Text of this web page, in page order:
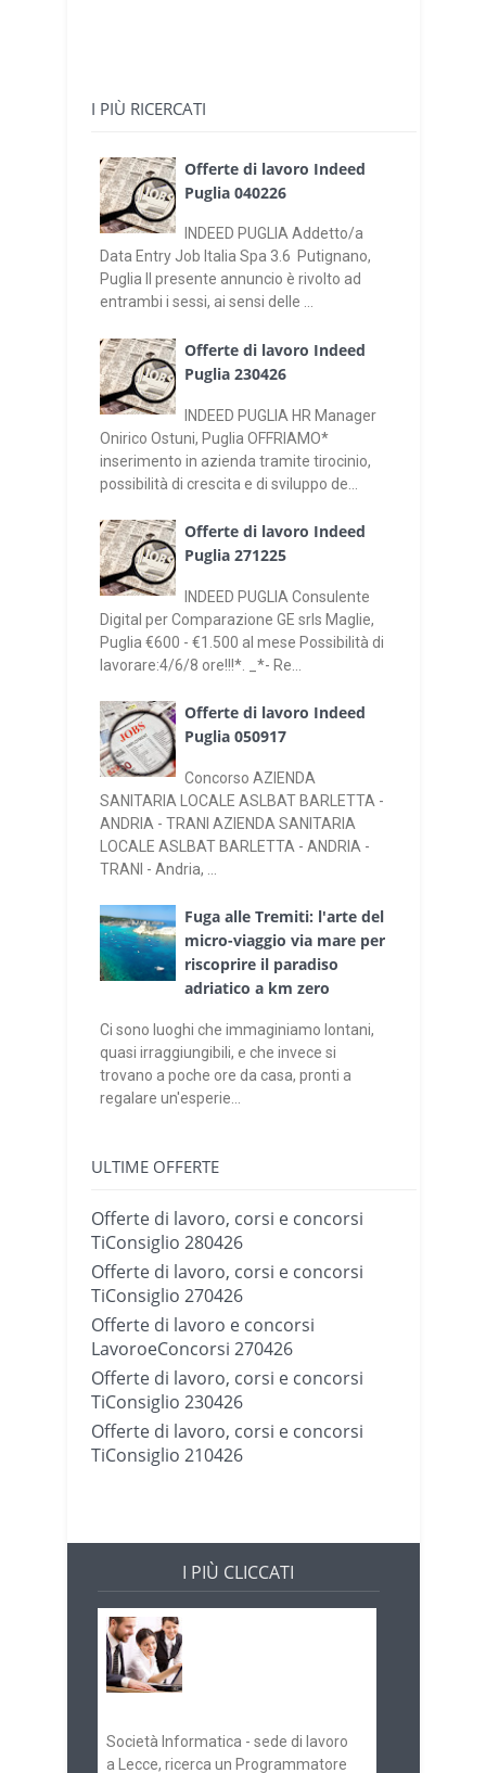
I PIÙ RICERCATI
Offerte di lavoro Indeed
Puglia 040226
INDEED PUGLIA Addetto/a
Data Entry Job Italia Spa 3.6 Putignano,
Puglia Il presente annuncio è rivolto ad
entrambi i sessi, ai sensi delle ...
Offerte di lavoro Indeed
Puglia 230426
INDEED PUGLIA HR Manager
Onirico Ostuni, Puglia OFFRIAMO*
inserimento in azienda tramite tirocinio,
possibilità di crescita e di sviluppo de...
Offerte di lavoro Indeed
Puglia 271225
INDEED PUGLIA Consulente
Digital per Comparazione GE srls Maglie,
Puglia €600 - €1.500 al mese Possibilità di
lavorare:4/6/8 ore!!!*. _*- Re...
Offerte di lavoro Indeed
Puglia 050917
Concorso AZIENDA
SANITARIA LOCALE ASLBAT BARLETTA -
ANDRIA - TRANI AZIENDA SANITARIA
LOCALE ASLBAT BARLETTA - ANDRIA -
TRANI - Andria, ...
Fuga alle Tremiti: l'arte del
micro-viaggio via mare per
riscoprire il paradiso
adriatico a km zero
Ci sono luoghi che immaginiamo lontani,
quasi irraggiungibili, e che invece si
trovano a poche ore da casa, pronti a
regalare un'esperie...
ULTIME OFFERTE
Offerte di lavoro, corsi e concorsi
TiConsiglio 280426
Offerte di lavoro, corsi e concorsi
TiConsiglio 270426
Offerte di lavoro e concorsi
LavoroeConcorsi 270426
Offerte di lavoro, corsi e concorsi
TiConsiglio 230426
Offerte di lavoro, corsi e concorsi
TiConsiglio 210426
I PIÙ CLICCATI
Società Informatica - sede di lavoro
a Lecce, ricerca un Programmatore